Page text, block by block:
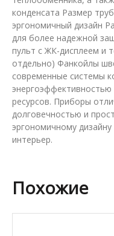
конденсата Размер
эргономичный дизайн
для более надежной
пульт с ЖК-дисплеем и
отдельно) Фанкойлы
современные системы
ресурсов. Приборы
долговечностью и
эргономичному
интерьер.
Похожие